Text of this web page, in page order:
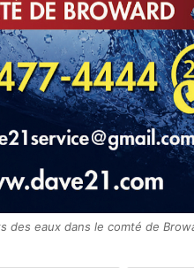
des eaux dans le comté de